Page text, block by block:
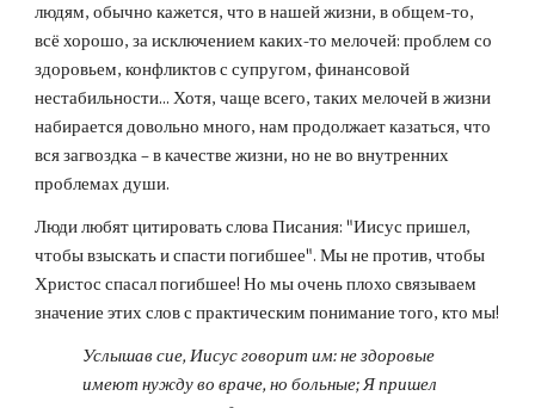
людям, обычно кажется, что в нашей жизни, в общем-то,
всё хорошо, за исключением каких-то мелочей: проблем со
здоровьем, конфликтов с супругом, финансовой
нестабильности... Хотя, чаще всего, таких мелочей в жизни
набирается довольно много, нам продолжает казаться, что
вся загвоздка – в качестве жизни, но не во внутренних
проблемах души.
Люди любят цитировать слова Писания: "Иисус пришел,
чтобы взыскать и спасти погибшее". Мы не против, чтобы
Христос спасал погибшее! Но мы очень плохо связываем
значение этих слов с практическим понимание того, кто мы!
Услышав сие, Иисус говорит им: не здоровые
имеют нужду во враче, но больные; Я пришел